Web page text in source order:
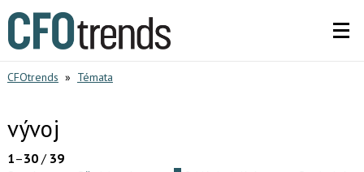
CFOtrends » Témata
vývoj
1–30/ 39